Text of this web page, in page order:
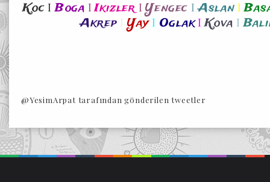
Koc I Boga I Ikizler I Yengec I Aslan I
Akrep
Yay I Oglak I Kova I
@YesimArpat tarafından gönderilen tweetler